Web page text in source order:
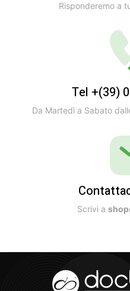
Risponderemo a
Tel +(39)
Da Martedì a Sabato
Scrivi a